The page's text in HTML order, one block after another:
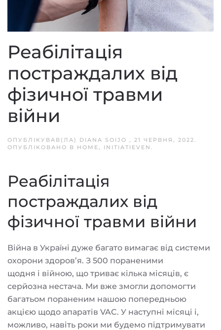
Реабілітація
постраждалих від
фізичної травми
війни
ОПУБЛІКУВАВ(ЛА) DIANA SOIJO 21 ЧЕРВНЯ, 2022
ОПУБЛІКОВАНО В HOME INITIATIEVEN
Реабілітація
постраждалих від
фізичної травми війни
Війна в Україні дуже багато вимагає від системи
охорони здоров’я. З 500 пораненими
щодня і війною, що триває кілька місяців, є
серйозна нестача. Ми вже змогли допомогти
багатьом пораненим нашою попередньою
акцією щодо апаратів VAC. У наступні місяці і,
можливо, навіть роки ми будемо підтримувати